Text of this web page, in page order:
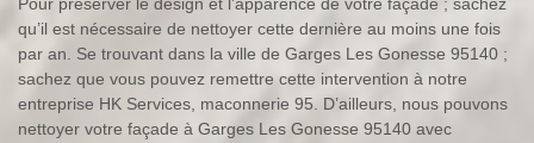
Pour préserver le design et l’apparence de votre façade ; sachez
qu’il est nécessaire de nettoyer cette dernière au moins une fois
par an. Se trouvant dans la ville de Garges Les Gonesse 95140 ;
sachez que vous pouvez remettre cette intervention à notre
entreprise HK Services, maconnerie 95. D’ailleurs, nous pouvons
nettoyer votre façade à Garges Les Gonesse 95140 avec